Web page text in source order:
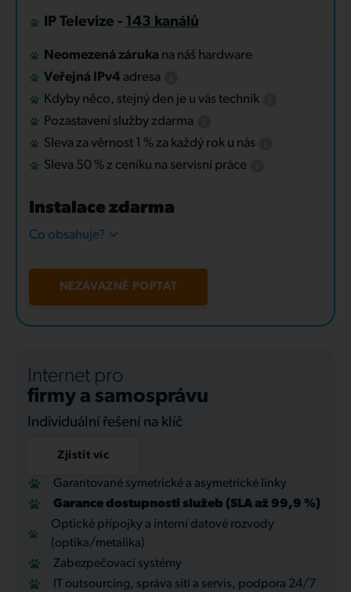
IP Televize - 143 kanálů
Neomezená záruka na náš hardware
Veřejná IPv4 adresa
Kdyby něco, stejný den je u vás technik
Pozastavení služby zdarma
Sleva za věrnost 1 % za každý rok u nás
Sleva 50 % z ceníku na servisní práce
Instalace zdarma
Co obsahuje?
NEZÁVAZNĚ POPTAT
Internet pro
firmy a samosprávu
Individuální řešení na klíč
Zjistit víc
Garantované symetrické a asymetrické linky
Garance dostupnosti služeb (SLA až 99,9 %)
Optické přípojky a interní datové rozvody
(optika/metalika)
Zabezpečovací systémy
IT outsourcing, správa sítí a servis, podpora 24/7